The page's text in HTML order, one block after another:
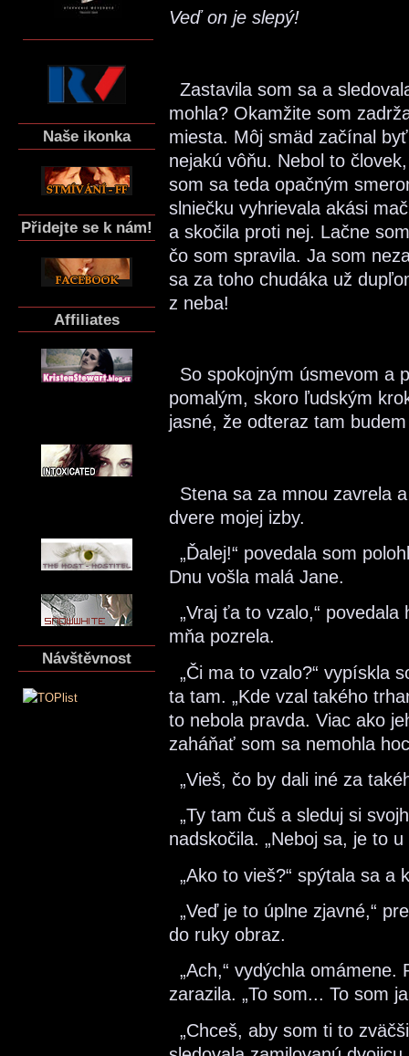
Naše ikonka
Přidejte se k nám!
Affiliates
Návštěvnost
Veď on je slepý!
Zastavila som sa a
mohla? Okamžite som
miesta. Môj smäd začínal
nejakú vôňu. Nebol to
som sa teda opačným
slniečku vyhrievala akási
a skočila proti nej. Lačne
čo som spravila. Ja som
sa za toho chudáka už
z neba!
So spokojným úsmevom a
pomalým, skoro ľudským
jasné, že odteraz tam
Stena sa za mnou zavrela
dvere mojej izby.
„Ďalej!“ povedala som
Dnu vošla malá Jane.
„Vraj ťa to vzalo,“
mňa pozrela.
„Či ma to vzalo?“ vypískla
ta tam. „Kde vzal takého
to nebola pravda. Viac ako
zaháňať som sa nemohla
„Vieš, čo by dali iné za
„Ty tam čuš a sleduj si
nadskočila. „Neboj sa, je to
„Ako to vieš?“ spýtala sa a
„Veď je to úplne zjavné,“
do ruky obraz.
„Ach,“ vydýchla
zarazila. „To som... To som
„Chceš, aby som ti to